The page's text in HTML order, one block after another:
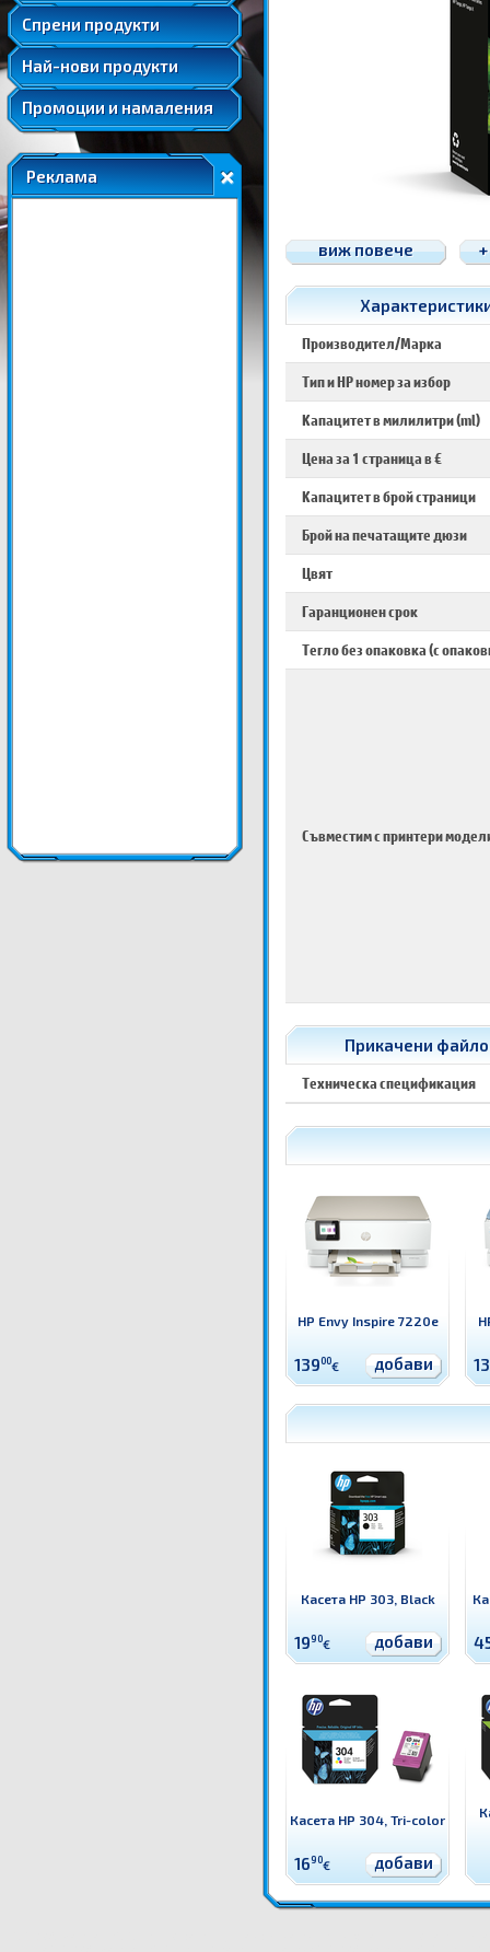
Спрени продукти
Удължени и допълнителни гаранции
Най-нови продукти
Промоции и намаления
Реклама
виж повече
Производител/Марка
Тип и HP номер за избор
Капацитет в милилитри (ml)
Цена за 1 страница в €
Капацитет в брой страници
Брой на печатащите дюзи
Цвят
Гаранционен срок
Тегло без опаковка (с
Съвместим с принтери
Прикачени
Техническа спецификация
HP Envy Inspire 7220e
13900€ добави
Касета HP 303, Black
1990€ добави
Касета HP 304, Tri-color
1690€ добави